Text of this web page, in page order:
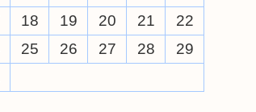
18 19 20 21
22
25 26 27 28
29